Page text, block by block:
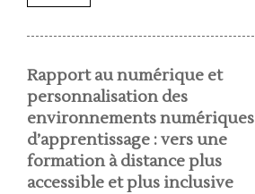
Rapport au numérique et
personnalisation des
environnements numériques
d’apprentissage : vers une
formation à distance plus
accessible et plus inclusive